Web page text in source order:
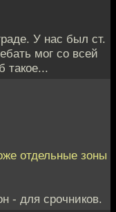
У нас был ст.
мог со всей
такое...
отдельные зоны
- для срочников.